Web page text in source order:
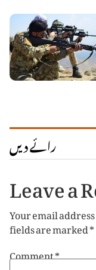
رائے دیں
Leave a
Your email
fields are marked*
Comment*